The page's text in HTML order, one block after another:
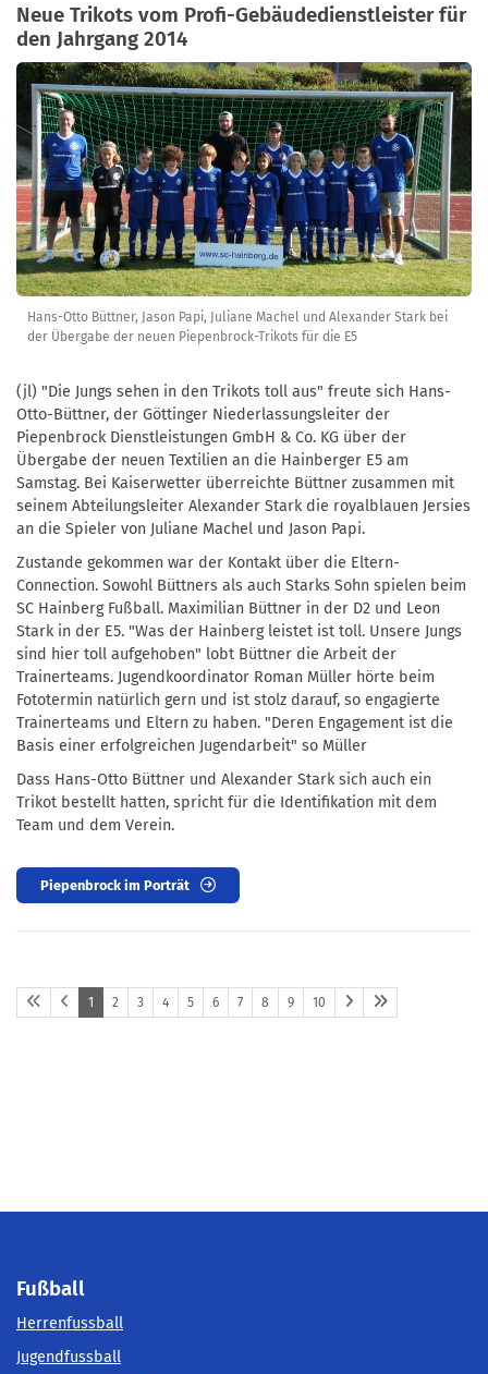
Neue Trikots vom Profi-Gebäudedienstleister für
den Jahrgang 2014
Hans-Otto Büttner, Jason Papi, Juliane Machel und Alexander Stark bei
der Übergabe der neuen Piepenbrock-Trikots für die E5
(jl) "Die Jungs sehen in den Trikots toll aus" freute sich Hans-
Otto-Büttner, der Göttinger Niederlassungsleiter der
Piepenbrock Dienstleistungen GmbH & Co. KG über der
Übergabe der neuen Textilien an die Hainberger E5 am
Samstag. Bei Kaiserwetter überreichte Büttner zusammen mit
seinem Abteilungsleiter Alexander Stark die royalblauen Jersies
an die Spieler von Juliane Machel und Jason Papi.
Zustande gekommen war der Kontakt über die Eltern-
Connection. Sowohl Büttners als auch Starks Sohn spielen beim
SC Hainberg Fußball. Maximilian Büttner in der D2 und Leon
Stark in der E5. "Was der Hainberg leistet ist toll. Unsere Jungs
sind hier toll aufgehoben" lobt Büttner die Arbeit der
Trainerteams. Jugendkoordinator Roman Müller hörte beim
Fototermin natürlich gern und ist stolz darauf, so engagierte
Trainerteams und Eltern zu haben. "Deren Engagement ist die
Basis einer erfolgreichen Jugendarbeit" so Müller
Dass Hans-Otto Büttner und Alexander Stark sich auch ein
Trikot bestellt hatten, spricht für die Identifikation mit dem
Team und dem Verein.
Piepenbrock im Porträt
1 2 3 4 5 6 7 8 9 10
Fußball
Herrenfussball
Jugendfussball